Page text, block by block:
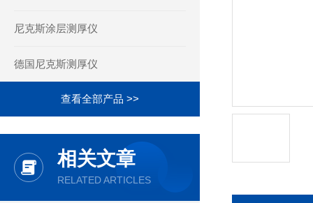
尼克斯涂层测厚仪
德国尼克斯测厚仪
查看全部产品 >>
相关文章
RELATED ARTICLES